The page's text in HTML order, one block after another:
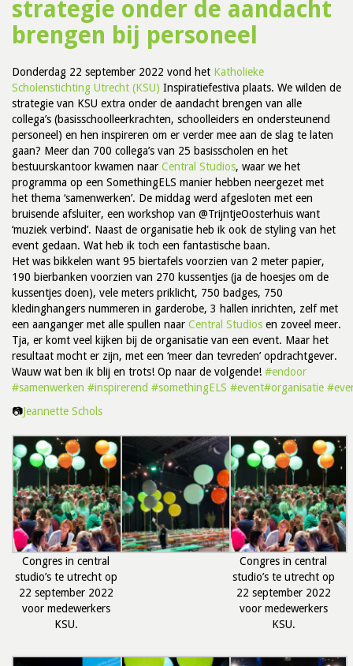
strategie onder de aandacht
brengen bij personeel
Donderdag 22 september 2022 vond het Katholieke
Scholenstichting Utrecht (KSU) Inspiratiefestiva plaats. We wilden de
strategie van KSU extra onder de aandacht brengen van alle
collega’s (basisschoolleerkrachten, schoolleiders en ondersteunend
personeel) en hen inspireren om er verder mee aan de slag te laten
gaan? Meer dan 700 collega’s van 25 basisscholen en het
bestuurskantoor kwamen naar Central Studios, waar we het
programma op een SomethingELS manier hebben neergezet met
het thema ‘samenwerken’. De middag werd afgesloten met een
bruisende afsluiter, een workshop van @TrijntjeOosterhuis want
‘muziek verbind’. Naast de organisatie heb ik ook de styling van het
event gedaan. Wat heb ik toch een fantastische baan.
Het was bikkelen want 95 biertafels voorzien van 2 meter papier,
190 bierbanken voorzien van 270 kussentjes (ja de hoesjes om de
kussentjes doen), vele meters priklicht, 750 badges, 750
kledinghangers nummeren in garderobe, 3 hallen inrichten, zelf met
een aanganger met alle spullen naar Central Studios en zoveel meer.
Tja, er komt veel kijken bij de organisatie van een event. Maar het
resultaat mocht er zijn, met een ‘meer dan tevreden’ opdrachtgever.
Wauw wat ben ik blij en trots! Op naar de volgende! #endoor
#samenwerken #inspirerend #somethingELS #event#organisatie
📷Jeannette Schols
Congres in central
studio’s te utrecht op
22 september 2022
voor medewerkers
KSU.
Congres in central
studio’s te utrecht op
22 september 2022
voor medewerkers
KSU.